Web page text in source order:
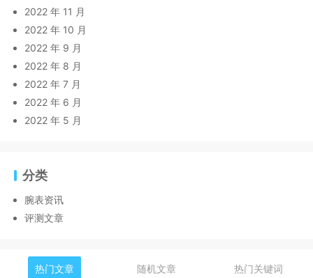
2022 年 11 月
2022 年 10 月
2022 年 9 月
2022 年 8 月
2022 年 7 月
2022 年 6 月
2022 年 5 月
分类
腕表资讯
评测文章
热门文章 随机文章 热门关键词